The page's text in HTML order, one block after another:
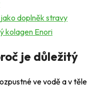
doplněk stravy
kolagen Enori
je důležitý
ve vodě a v těle